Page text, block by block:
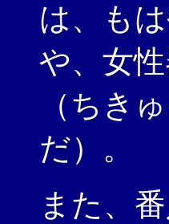
は、も
や、女
（ちき
だ）。
また、